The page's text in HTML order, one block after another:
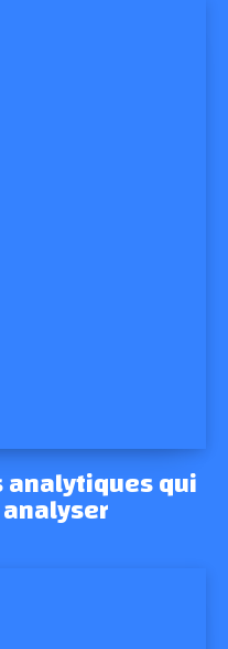
qui